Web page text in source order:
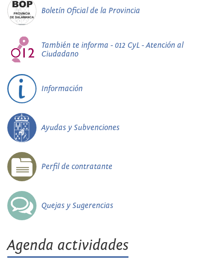
Boletín Oficial de la Provincia
También te informa - 012 CyL - Atención al
Ciudadano
Información
Ayudas y Subvenciones
Perfil de contratante
Quejas y Sugerencias
Agenda actividades